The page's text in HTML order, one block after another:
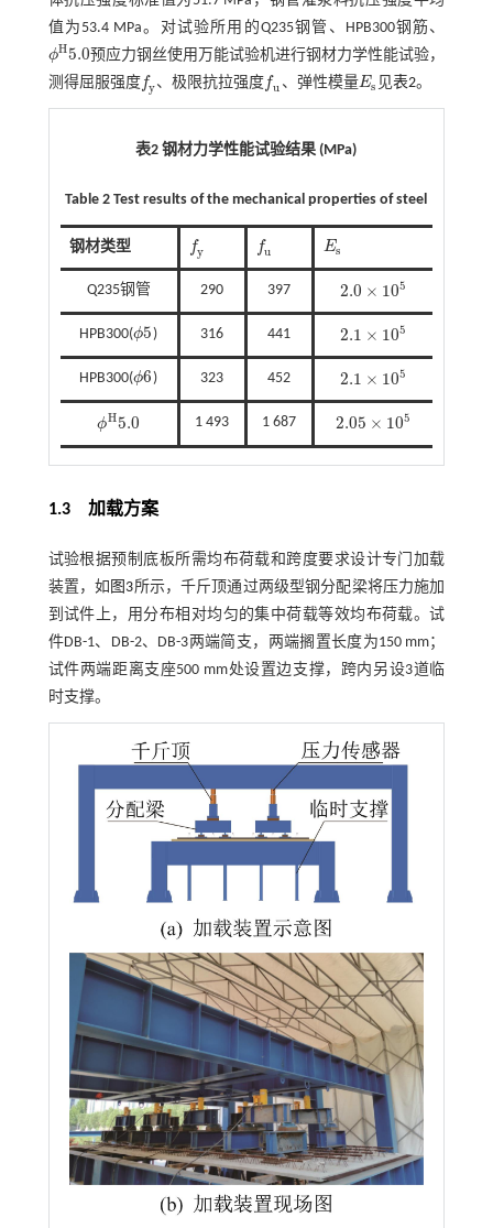
值为53.4 MPa。对试验所用的Q235钢管、HPB300钢筋、
ϕH5.0
ϕH5.0预应力钢丝使用万能试验机进行钢材力学性能试验，
测得屈服强度 fy
fy 、极限抗拉强度 fu
fu 、弹性模量Es
Es 见表2。
表2 钢材力学性能试验结果 (MPa)
Table 2Test results of the mechanical properties of steel
钢材类型 fy
fy fu
fu Es
Es
Q235钢管 290 397 2.0 × 105
2.0× 10 5
HPB300(ϕ5
ϕ5 ) 316 441 2.1 × 105
2.1× 10 5
HPB300(ϕ6
ϕ6 ) 323 452 2.1 × 105
2.1× 10 5
ϕH5.0
ϕH5.0 1 493 1 687 2.05 × 105
2.05× 10 5
1.3加载方案
试验根据预制底板所需均布荷载和跨度要求设计专门加载
装置，如 图3所示，千斤顶通过两级型钢分配梁将压力施加
到试件上，用分布相对均匀的集中荷载等效均布荷载。试
件DB-1、DB-2、DB-3两端简支，两端搁置长度为150 mm；
试件两端距离支座500 mm处设置边支撑，跨内另设3道临
时支撑。